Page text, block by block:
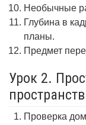
Необычные
Глубина в
планы.
Предмет
Урок 2.
Проверка